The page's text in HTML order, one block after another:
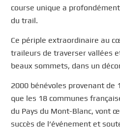
course unique a
du trail.
Ce périple extraordinaire au
traileurs de traverser vallées
beaux sommets, dans un
2000 bénévoles provenant de
que les 18 communes
du Pays du Mont-Blanc, vont
succès de l’événement et